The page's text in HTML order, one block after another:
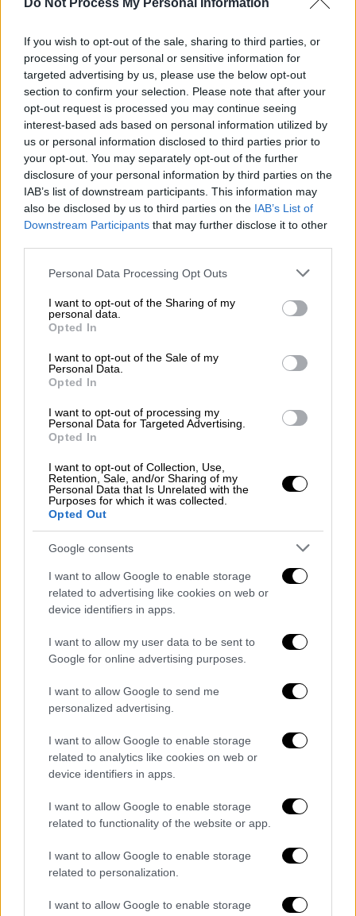
Do Not Process My Personal Information
If you wish to opt-out of the sale, sharing to third parties, or
processing of your personal or sensitive information for
targeted advertising by us, please use the below opt-out
section to confirm your selection. Please note that after your
opt-out request is processed you may continue seeing
interest-based ads based on personal information utilized by
us or personal information disclosed to third parties prior to
your opt-out. You may separately opt-out of the further
disclosure of your personal information by third parties on the
IAB’s list of downstream participants. This information may
also be disclosed by us to third parties on the IAB’s List of
Downstream Participants that may further disclose it to other
Please note that this website/app uses one or more Google
not limited to your visit or usage behaviour. You may click to
grant or deny consent to Google and its third-party tags to
use your data for below specified purposes in below Google
consent section.
Personal Data Processing Opt Outs
I want to opt-out of the Sharing of my
personal data.
Opted In
I want to opt-out of the Sale of my
Personal Data.
Opted In
I want to opt-out of processing my
Personal Data for Targeted Advertising.
Opted In
I want to opt-out of Collection, Use,
Retention, Sale, and/or Sharing of my
Personal Data that Is Unrelated with the
Purposes for which it was collected.
Opted Out
Google consents
I want to allow Google to enable storage
related to advertising like cookies on web or
device identifiers in apps.
I want to allow my user data to be sent to
Google for online advertising purposes.
I want to allow Google to send me
personalized advertising.
I want to allow Google to enable storage
related to analytics like cookies on web or
device identifiers in apps.
I want to allow Google to enable storage
related to functionality of the website or app.
I want to allow Google to enable storage
related to personalization.
I want to allow Google to enable storage
Κωνσταντινόπουλουγίνονται οι εκλογές
αντιπροσώπων του συνεδρίου. Οι κάλπες
άνοιξαν σήμερα στις 07:00 και αναμένεται να
μείνουν ανοιχτές μέχρι τις 19:00.
Τη μάχη του σταυρού δίνουν περίπου5.800
υποψήφιοι για 4.000 θέσεις. Στη ψηφοφορία
μετέχουν μόνο εγγεγραμμένα μέλη του
κινήματος από 16 ετών και το αντίτιμο της
συμμετοχής στην εσωκομματική διαδικασία
είναι στα 2 ευρώ.
ΔΙΑΒΑΣΤΕ ΕΠΙΣΗΣ
Πολιτική|14.03.2026 13:13
ΠΑΣΟΚ: Προεδρική πυγμή σε
ναρκοπέδιο - Η διαγραφή
Κωνσταντινόπουλου και το στοίχημα
του Συνεδρίου
Για τις ανάγκες της διαδικασίας
λειτουργούν
450 εκλογικά κέντρασε όλη τη χώρα, ενώ
δικαίωμα συμμετοχής έχουν και όσοι
επιθυμούν να εγγραφούν ως μέλη του ΠΑΣΟΚ
κατά τη διάρκεια της ημέρας.
Την ευθύνη για την ομαλή διεξαγωγή της
διαδικασίας και την τήρηση του
Δεοντολογίας Εφαρμογής Καταστατικού και
Πιστοποίησης).
Ο πρόεδρος του ΠΑΣΟΚ
Νίκος Ανδρουλάκης
Σχολείο Περιστερίου(Παναγή Τσαλδάρη 2
και Κουντουριώτου).
Τα σχολιά σας δημοσιεύονται άμεσα με δική σας ευθύνη. Το
διαγράφονται